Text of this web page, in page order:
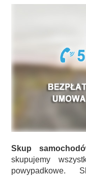
Skup
skupujemy
powypadkowe.